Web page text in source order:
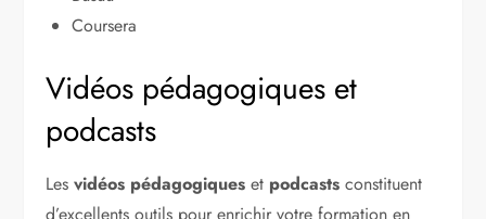
Coursera
Vidéos pédagogiques et
podcasts
Lesvidéos pédagogiques et podcasts constituent